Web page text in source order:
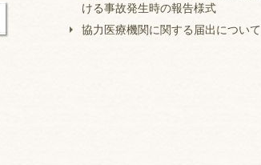
ける事故発生時の報告様式
協力医療機関に関する届出について